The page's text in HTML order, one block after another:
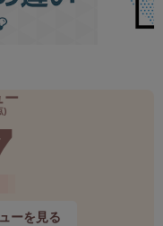
ー
)
ーを見る